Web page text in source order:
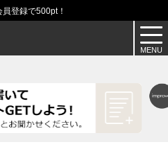
登録で500pt！